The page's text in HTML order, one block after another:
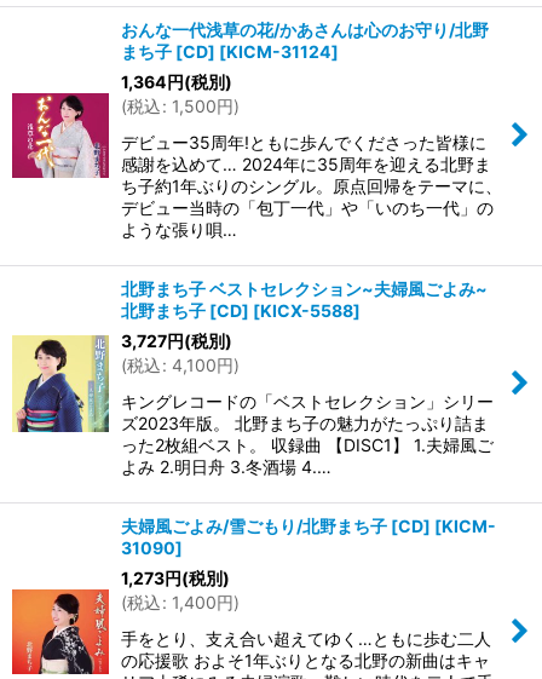
おんな一代浅草の花/かあさんは心のお守り/北野
まち子 [CD] [KICM-31124]
1,364円(税別)
(税込: 1,500円)
デビュー35周年!ともに歩んでくださった皆様に
感謝を込めて… 2024年に35周年を迎える北野ま
ち子約1年ぶりのシングル。原点回帰をテーマに、
デビュー当時の「包丁一代」や「いのち一代」の
ような張り唄…
北野まち子 ベストセレクション~夫婦風ごよみ~
北野まち子 [CD] [KICX-5588]
3,727円(税別)
(税込: 4,100円)
キングレコードの「ベストセレクション」シリー
ズ2023年版。 北野まち子の魅力がたっぷり詰ま
った2枚組ベスト。 収録曲 【DISC1】 1.夫婦風ご
よみ 2.明日舟 3.冬酒場 4.…
夫婦風ごよみ/雪ごもり/北野まち子 [CD] [KICM-
31090]
1,273円(税別)
(税込: 1,400円)
手をとり、支え合い超えてゆく…ともに歩む二人
の応援歌 およそ1年ぶりとなる北野の新曲はキャ